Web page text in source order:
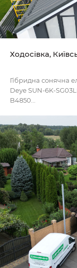
Ходосівка,
Гібридна сонячна
Deye SUN-6K-
B4850...